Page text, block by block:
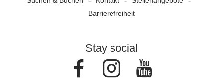
Barrierefreiheit
Stay social
FacebookInstagram